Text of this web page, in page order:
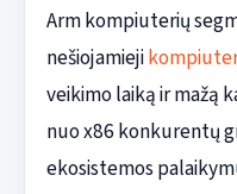
Arm kompiuterių
nešiojamieji
veikimo laiką ir mažą
nuo x86 konkurentų
ekosistemos